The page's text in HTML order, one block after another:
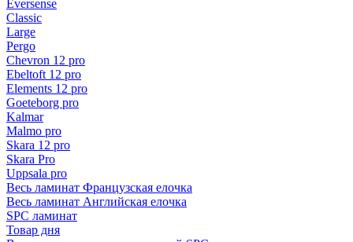
Eversense
Classic
Large
Pergo
Chevron 12 pro
Ebeltoft 12 pro
Elements 12 pro
Goeteborg pro
Kalmar
Malmo pro
Skara 12 pro
Skara Pro
Uppsala pro
Весь ламинат Французская елочка
Весь ламинат Английская елочка
SPC ламинат
Товар дня